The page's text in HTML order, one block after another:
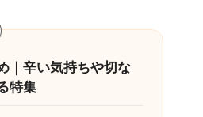
｜辛い気持ちや切な
特集